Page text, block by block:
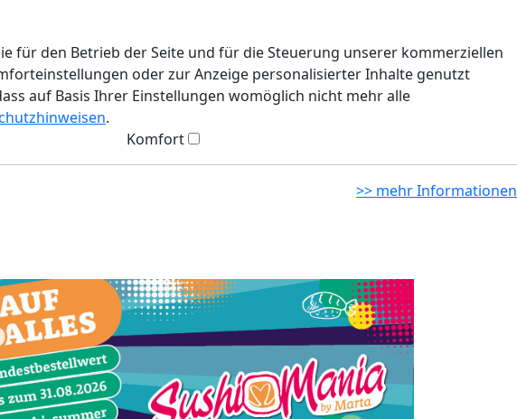
für den Betrieb der Seite und für die Steuerung unserer kommerziellen
oder zur Anzeige personalisierter Inhalte genutzt
auf Basis Ihrer Einstellungen womöglich nicht mehr alle
.
Komfort
>> mehr Informationen